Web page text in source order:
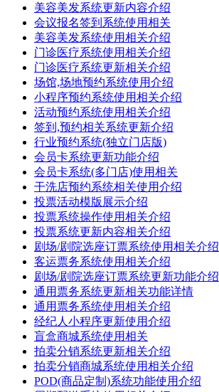
美容美发系统更新内容介绍
会议报名签到系统使用相关
美容美发系统使用相关介绍
门诊医疗系统使用相关介绍
门诊医疗系统更新相关介绍
场馆,场地预约系统使用介绍
小程序预约系统使用相关介绍
活动预约系统使用相关介绍
签到,预约相关系统更新介绍
行业预约系统(独立门店版)
会员卡系统更新功能介绍
会员卡系统(多门店)使用相关
干洗店预约系统相关使用介绍
投票活动模版展示介绍
投票系统操作使用相关介绍
投票系统更新内容相关介绍
剧场/剧院选座订票系统使用相关介绍
客运票务系统使用相关介绍
剧场/剧院选座订票系统更新功能介绍
通用票务系统更新相关功能详情
通用票务系统使用相关介绍
经纪人小程序更新使用介绍
盲盒商城系统使用相关
拍卖分销系统更新相关介绍
拍卖分销商城系统使用相关介绍
POD(商品定制)系统功能使用介绍